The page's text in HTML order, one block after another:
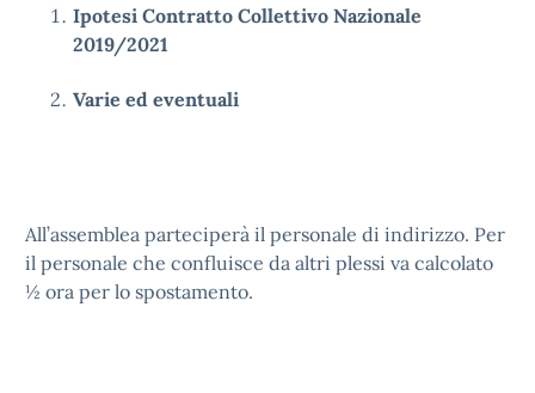
Ipotesi Contratto Collettivo Nazionale
2019/2021
Varie ed eventuali
All’assemblea parteciperà il personale di indirizzo. Per
il personale che confluisce da altri plessi va calcolato
½ ora per lo spostamento.